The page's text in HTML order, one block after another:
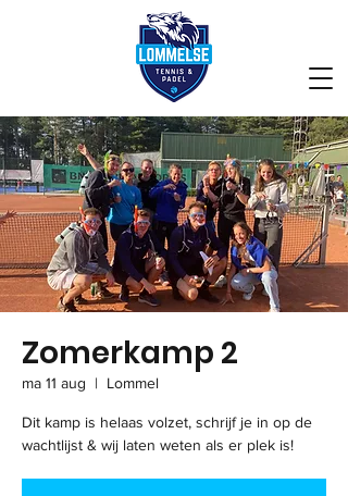
Zomerkamp 2
ma 11 aug
  |
Lommel
Dit kamp is helaas volzet, schrijf je in op de
wachtlijst & wij laten weten als er plek is!